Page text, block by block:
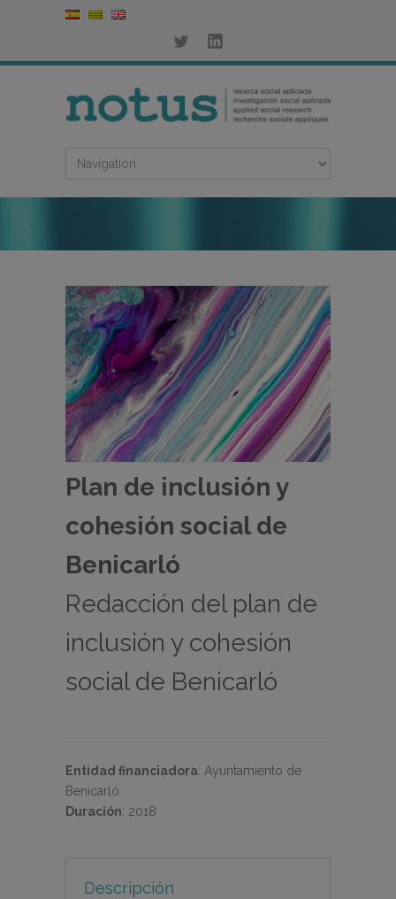
Plan de inclusión y
cohesión social de
Benicarló
Redacción del plan de
inclusión y cohesión
social de Benicarló
Entidad financiadora: Ayuntamiento de
Benicarló
Duración: 2018
Descripción